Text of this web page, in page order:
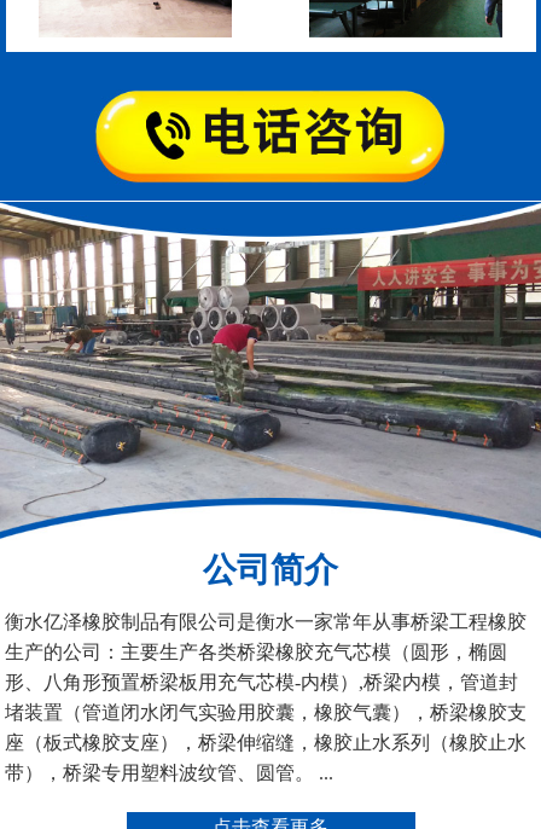
200*25米圆形桥梁气囊 390*14米的圆形充气芯
模
空心板内模 桥梁空心板气囊
桥梁空心板气囊 八角桥梁板内模
管道封堵气囊（橡胶水
堵）
管道封堵气囊
公司简介
衡水亿泽橡胶制品有限公司是衡水一家常年从事桥梁工程橡胶
生产的公司：主要生产各类桥梁橡胶充气芯模（圆形，椭圆
形、八角形预置桥梁板用充气芯模-内模）,桥梁内模，管道封
堵装置（管道闭水闭气实验用胶囊，橡胶气囊），桥梁橡胶支
座（板式橡胶支座），桥梁伸缩缝，橡胶止水系列（橡胶止水
带），桥梁专用塑料波纹管、圆管。 ...